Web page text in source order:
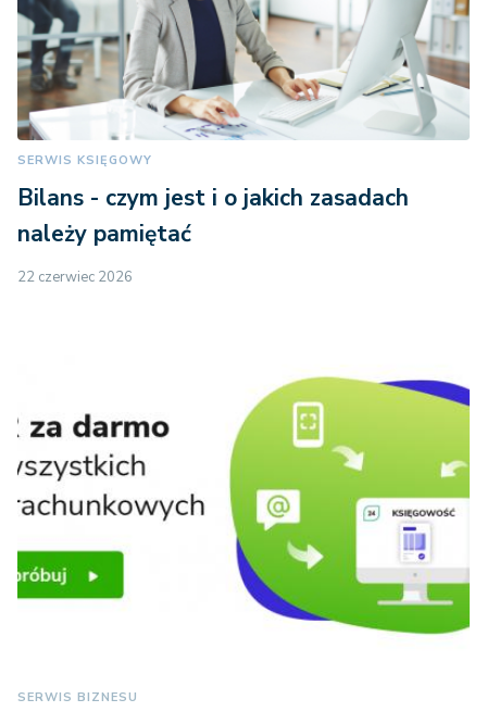
SERWIS KSIĘGOWY
Bilans - czym jest i o jakich zasadach
należy pamiętać
22 czerwiec 2026
SERWIS BIZNESU